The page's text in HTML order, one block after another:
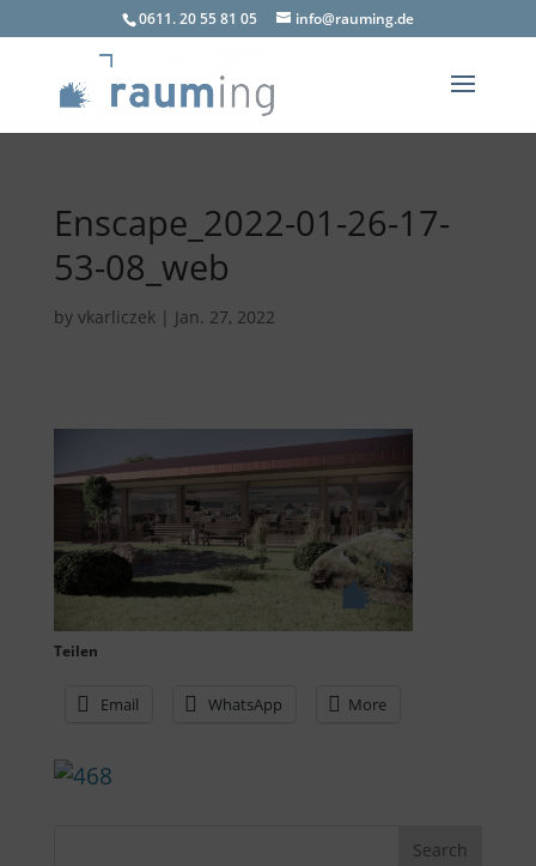
0611. 20 55 81 05 info@rauming.de
Enscape_2022-01-26-17-
53-08_web
by vkarliczek| Jan. 27, 2022
Teilen
Email WhatsApp More